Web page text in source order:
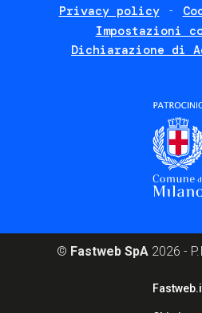
Privacy policy
Impostazioni
Dichiarazione di
© Fastweb SpA 2026 -